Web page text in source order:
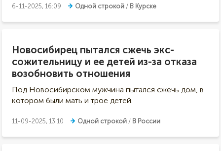
6-11-2025, 16:09 Одной строкой / В Курске
Новосибирец пытался сжечь экс-
сожительницу и ее детей из-за отказа
возобновить отношения
Под Новосибирском мужчина пытался сжечь дом, в
котором были мать и трое детей.
11-09-2025, 13:10 Одной строкой / В России